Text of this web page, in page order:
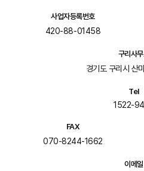
사업자등록번호
420-88-01458
구리사
경기도 구리시 산
Tel
1522-
FAX
070-8244-1662
이메일